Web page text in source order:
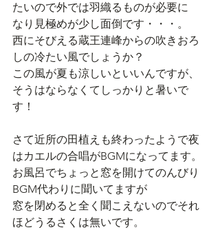
たいので外では羽織るものが必要に
なり見極めが少し面倒です・・・。
西にそびえる蔵王連峰からの吹きおろ
しの冷たい風でしょうか？
この風が夏も涼しいといいんですが、
そうはならなくてしっかりと暑いで
す！
さて近所の田植えも終わったようで夜
はカエルの合唱がBGMになってます。
お風呂でちょっと窓を開けてのんびり
BGM代わりに聞いてますが
窓を閉めると全く聞こえないのでそれ
ほどうるさくは無いです。